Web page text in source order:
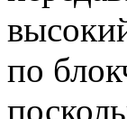
по